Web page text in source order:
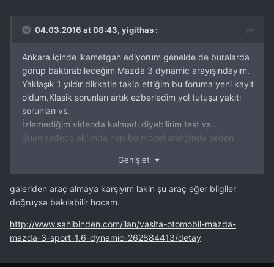
04.03.2016 at 08:43, yigithas :
Ankara içinde ikametgah ediyorum genelde de buralarda
görüp baktırabileceğim Mazda 3 dynamic arayışındayım.
Yaklaşık 1 yıldır dikkatle takip ettiğim bu foruma yeni kayıt
oldum.Klasik sorunları artık ezberledim yol tutuşu yakıtı
sorunları vs.
İzlemediğim videoda kalmadı diyebilirim test vs...
Şuan sadece aklımda hep bu model aralığında sedan
sonra arka kısmın görüntüsünü beğenmediğim halde bir
görünce(golf focus honda hb halt etmiş yanında ) onada
hayran kaldım.
Tek endişem yol tutuşu ve pazar sıkıntısı malum sedan
daha çok tutuldu...Satmak için almıyoruz arabayı ama
Genişlet
galeriden araç almaya karşıyım lakin şu araç eğer bilgiler
doğruysa bakılabilir hocam.
http://www.sahibinden.com/ilan/vasita-otomobil-mazda-
mazda-3-sport-1.6-dynamic-262884413/detay